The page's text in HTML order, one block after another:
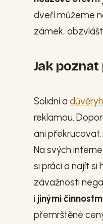
dveří můžeme
zámek,
Jak
Solidní a
reklamou.
ani
Na svých
si práci a najít si
závažnosti
i jinými
přemrštěné